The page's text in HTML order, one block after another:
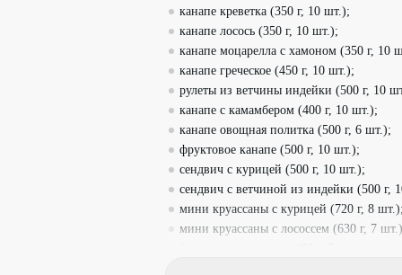
канапе креветка (350 г, 10 шт.);
канапе лосось (350 г, 10 шт.);
канапе моцарелла с хамоном (350 г, 10
канапе греческое (450 г, 10 шт.);
рулеты из ветчины индейки (500 г, 10
канапе с камамбером (400 г, 10 шт.);
канапе овощная политка (500 г, 6 шт.);
фруктовое канапе (500 г, 10 шт.);
сендвич с курицей (500 г, 10 шт.);
сендвич с ветчиной из индейки (500 г,
мини круассаны с курицей (720 г, 8 шт.);
мини круассаны с лососсем (630 г, 7